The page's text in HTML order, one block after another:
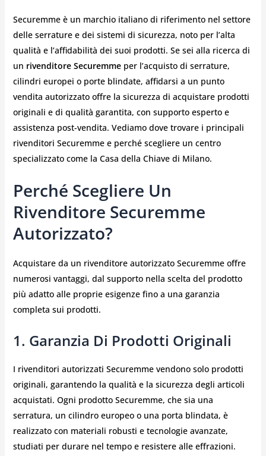
Securemme è un marchio italiano di riferimento nel settore
delle serrature e dei sistemi di sicurezza, noto per l’alta
qualità e l’affidabilità dei suoi prodotti. Se sei alla ricerca di
un rivenditore Securemmeper l’acquisto di serrature,
cilindri europei o porte blindate, affidarsi a un punto
vendita autorizzato offre la sicurezza di acquistare prodotti
originali e di qualità garantita, con supporto esperto e
assistenza post-vendita. Vediamo dove trovare i principali
rivenditori Securemme e perché scegliere un centro
specializzato come la Casa della Chiave di Milano.
Perché Scegliere Un
Rivenditore Securemme
Autorizzato?
Acquistare da un rivenditore autorizzato Securemme offre
numerosi vantaggi, dal supporto nella scelta del prodotto
più adatto alle proprie esigenze fino a una garanzia
completa sui prodotti.
1. Garanzia Di Prodotti Originali
I rivenditori autorizzati Securemme vendono solo prodotti
originali, garantendo la qualità e la sicurezza degli articoli
acquistati. Ogni prodotto Securemme, che sia una
serratura, un cilindro europeo o una porta blindata, è
realizzato con materiali robusti e tecnologie avanzate,
studiati per durare nel tempo e resistere alle effrazioni.